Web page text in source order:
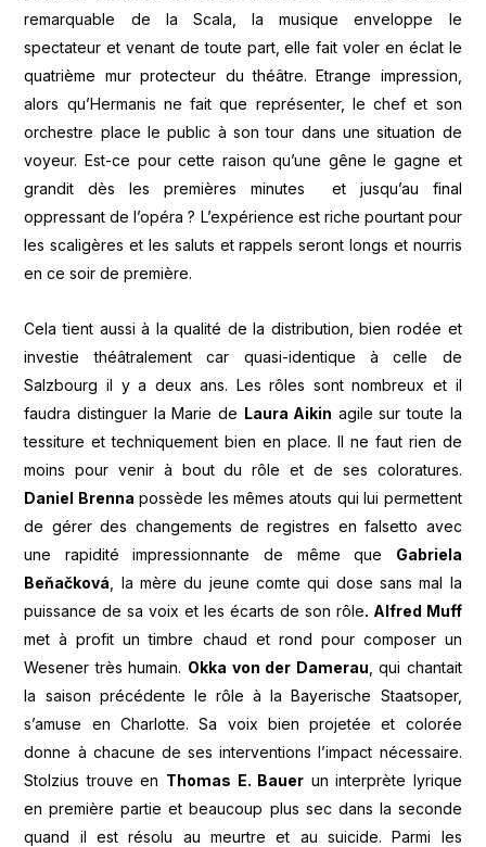
remarquable de la Scala, la musique enveloppe le
spectateur et venant de toute part, elle fait voler en éclat le
quatrième mur protecteur du théâtre. Etrange impression,
alors qu’Hermanis ne fait que représenter, le chef et son
orchestre place le public à son tour dans une situation de
voyeur. Est-ce pour cette raison qu’une gêne le gagne et
grandit dès les premières minutes et jusqu’au final
oppressant de l’opéra ? L’expérience est riche pourtant pour
les scaligères et les saluts et rappels seront longs et nourris
en ce soir de première.
Cela tient aussi à la qualité de la distribution, bien rodée et
investie théâtralement car quasi-identique à celle de
Salzbourg il y a deux ans. Les rôles sont nombreux et il
faudra distinguer la Marie de Laura Aikin agile sur toute la
tessiture et techniquement bien en place. Il ne faut rien de
moins pour venir à bout du rôle et de ses coloratures.
Daniel Brenna possède les mêmes atouts qui lui permettent
de gérer des changements de registres en falsetto avec
une rapidité impressionnante de même que Gabriela
Beňačková , la mère du jeune comte qui dose sans mal la
puissance de sa voix et les écarts de son rôle. Alfred Muff
met à profit un timbre chaud et rond pour composer un
Wesener très humain. Okka von der Damerau , qui chantait
la saison précédente le rôle à la Bayerische Staatsoper,
s’amuse en Charlotte. Sa voix bien projetée et colorée
donne à chacune de ses interventions l’impact nécessaire.
Stolzius trouve en Thomas E. Bauer un interprète lyrique
en première partie et beaucoup plus sec dans la seconde
quand il est résolu au meurtre et au suicide. Parmi les